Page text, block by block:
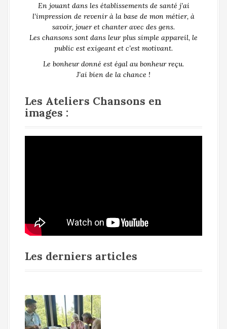
En jouant dans les établissements de santé j’ai
l’impression de revenir à la base de mon métier, à
savoir, jouer et chanter avec des gens.
Les chansons sont dans leur plus simple appareil, le
public est exigeant et c’est motivant.
Le bonheur donné est égal au bonheur reçu.
J’ai bien de la chance !
Les Ateliers Chansons en
images :
Les derniers articles